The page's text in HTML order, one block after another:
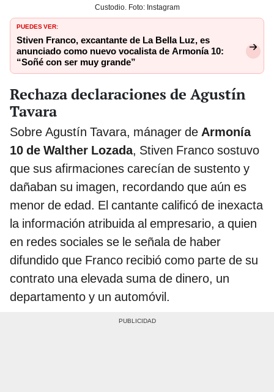
Custodio. Foto: Instagram
PUEDES VER:
Stiven Franco, excantante de La Bella Luz, es
anunciado como nuevo vocalista de Armonía 10:
“Soñé con ser muy grande”
Rechaza declaraciones de Agustín
Tavara
Sobre Agustín Tavara, mánager de Armonía
10 de Walther Lozada, Stiven Franco sostuvo
que sus afirmaciones carecían de sustento y
dañaban su imagen, recordando que aún es
menor de edad. El cantante calificó de inexacta
la información atribuida al empresario, a quien
en redes sociales se le señala de haber
difundido que Franco recibió como parte de su
contrato una elevada suma de dinero, un
departamento y un automóvil.